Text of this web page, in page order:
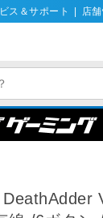
ス＆サポート 店